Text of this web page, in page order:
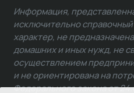
Информация,
исключительно
характер, не
домашних и иных нужд, не
осуществлением
и не ориентирована на
Федерального закона от